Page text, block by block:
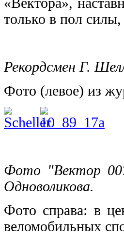
только в пол
Рекордсмен Г.
Фото (левое) из
Фото "Вектор
Одноволикова.
Фото справа: в
веломобильных